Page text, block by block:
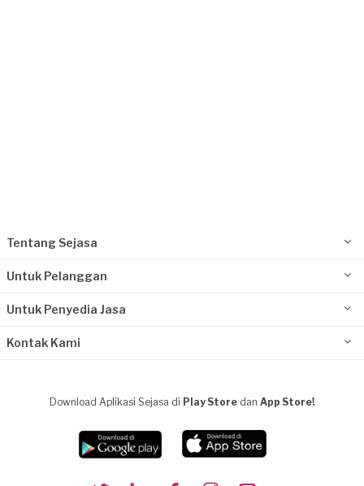
Tentang Sejasa
Untuk Pelanggan
Untuk Penyedia Jasa
Kontak Kami
Download Aplikasi Sejasa di Play Store dan App Store!